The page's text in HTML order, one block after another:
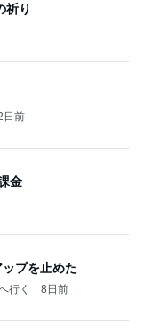
祈り
日前
金
プを止めた
行く 8日前